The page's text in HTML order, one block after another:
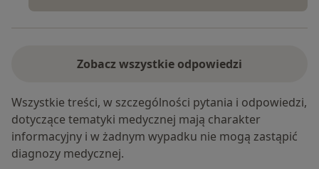
Zobacz wszystkie odpowiedzi
Wszystkie treści, w szczególności pytania i odpowiedzi,
dotyczące tematyki medycznej mają charakter
informacyjny i w żadnym wypadku nie mogą zastąpić
diagnozy medycznej.